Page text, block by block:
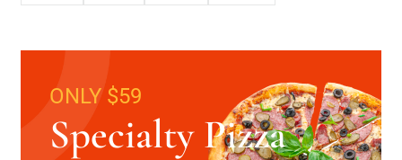
ONLY $59
Specialty Pizza